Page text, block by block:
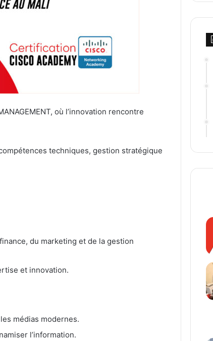
où l’innovation rencontre
techniques, gestion stratégique
du marketing et de la gestion
et innovation.
médias modernes.
l’information.